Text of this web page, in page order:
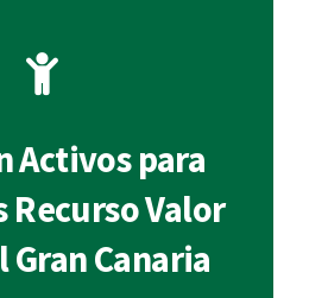
Activos para
Recurso Valor
Gran Canaria